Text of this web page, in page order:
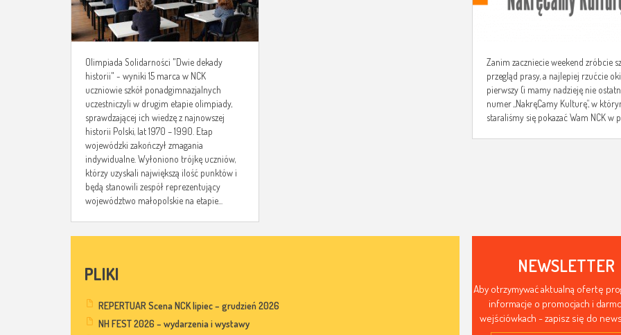
Olimpiada Solidarności "Dwie dekady
historii" - wyniki 15 marca w NCK
uczniowie szkół ponadgimnazjalnych
uczestniczyli w drugim etapie olimpiady,
sprawdzającej ich wiedzę z najnowszej
historii Polski, lat 1970 – 1990. Etap
wojewódzki zakończył zmagania
indywidualne. Wyłoniono trójkę uczniów,
którzy uzyskali największą ilość punktów i
będą stanowili zespół reprezentujący
województwo małopolskie na etapie...
Zanim zaczniecie weekend zróbcie
przegląd prasy, a najlepiej rzućcie
pierwszy (i mamy nadzieję nie
numer „NakręCamy Kulturę”, w
staraliśmy się pokazać Wam NCK w
PLIKI
REPERTUAR Scena NCK lipiec – grudzień 2026
NH FEST 2026 – wydarzenia i wystawy
NEWSLETTER
Aby otrzymywać aktualną ofertę
informacje o promocjach i
wejściówkach - zapisz się do